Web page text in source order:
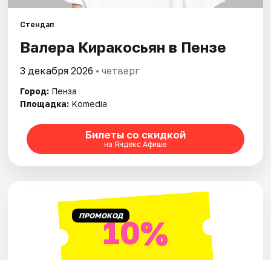
Артисты
Рейтинги
Стендап
Валера Киракосьян в Пензе
3 декабря 2026 • четверг
Город: Пенза
Площадка: Komedia
Билеты со скидкой
на Яндекс Афише
ПРОМОКОД10%